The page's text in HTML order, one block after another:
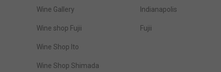
Wine Gallery Indianapolis
Wine shop Fujii Fujii
Wine Shop Ito
Wine Shop Shimada